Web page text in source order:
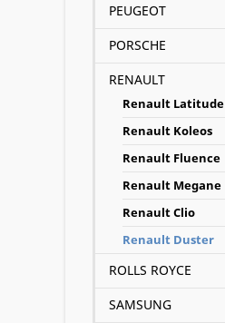
PEUGEOT
PORSCHE
RENAULT
Renault Latitude
Renault Koleos
Renault Fluence
Renault Megane
Renault Clio
Renault Duster
ROLLS ROYCE
SAMSUNG